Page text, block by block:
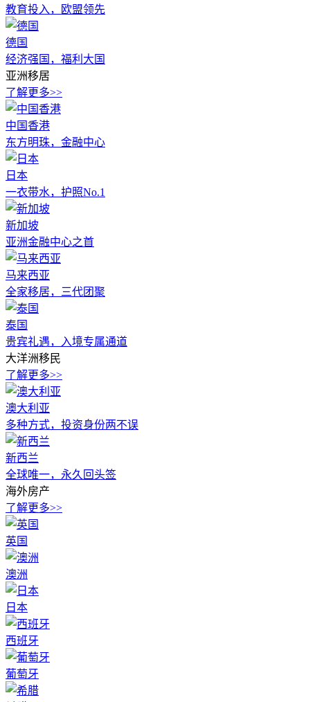
教育投入，欧盟领先
德国
经济强国，福利大国
亚洲移居
了解更多>>
中国香港
东方明珠，金融中心
日本
一衣带水，护照No.1
新加坡
亚洲金融中心之首
马来西亚
全家移居，三代团聚
泰国
贵宾礼遇，入境专属通道
大洋洲移民
了解更多>>
澳大利亚
多种方式，投资身份两不误
新西兰
全球唯一，永久回头签
海外房产
了解更多>>
英国
澳洲
日本
西班牙
葡萄牙